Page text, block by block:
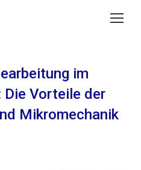
im
Die Vorteile der
Mikromechanik